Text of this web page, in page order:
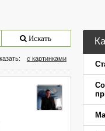
Искать
с картинками